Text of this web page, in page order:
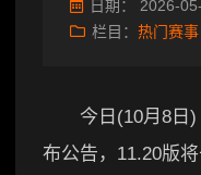
日期： 2026-
栏目： 热门赛事
今日(10月8日)
布公告，11.20版